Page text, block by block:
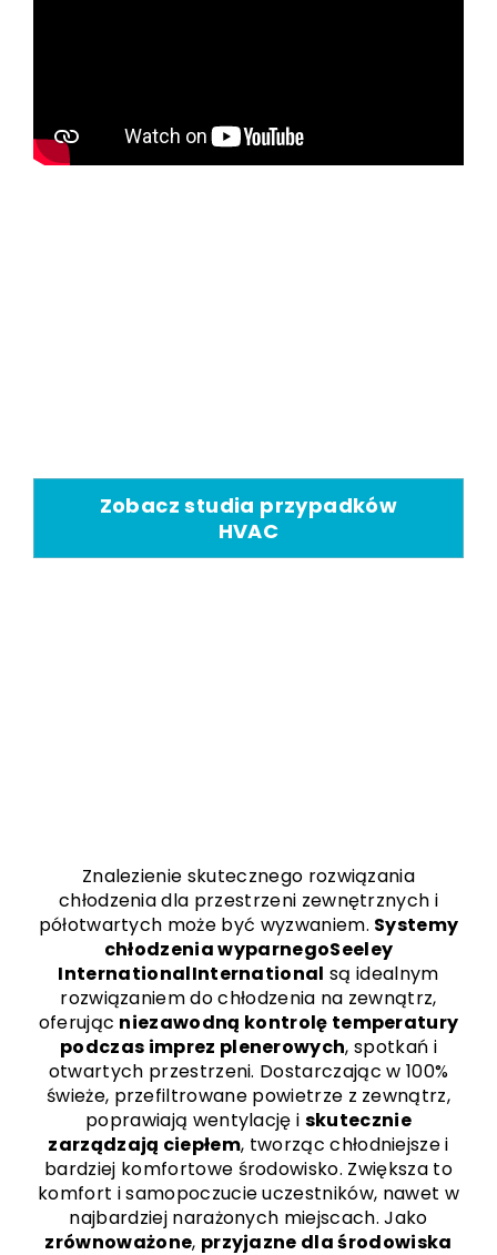
Zobacz studia przypadków
HVAC
Znalezienie skutecznego rozwiązania
chłodzenia dla przestrzeni zewnętrznych i
półotwartych może być wyzwaniem. Systemy
chłodzenia wyparnegoSeeley
InternationalInternational są idealnym
rozwiązaniem do chłodzenia na zewnątrz,
oferując niezawodną kontrolę temperatury
podczas imprez plenerowych, spotkań i
otwartych przestrzeni. Dostarczając w 100%
świeże, przefiltrowane powietrze z zewnątrz,
poprawiają wentylację i skutecznie
zarządzają ciepłem, tworząc chłodniejsze i
bardziej komfortowe środowisko. Zwiększa to
komfort i samopoczucie uczestników, nawet w
najbardziej narażonych miejscach. Jako
zrównoważone, przyjazne dla środowiska